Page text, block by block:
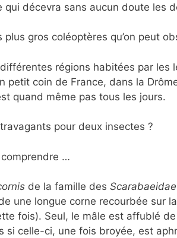
qui décevra sans aucun doute les
plus gros coléoptères qu’on peut
régions habitées par les
petit coin de France, dans la
quand même pas tous les jours.
pour deux insectes ?
…
de la famille des Scarabaeidae
une longue corne recourbée sur
fois). Seul, le mâle est affublé
si celle-ci, une fois broyée, est